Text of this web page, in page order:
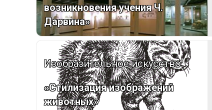
возникновения учения Ч.
Дарвина»
Изобразительное искусство
«Стилизация изображений
животных»